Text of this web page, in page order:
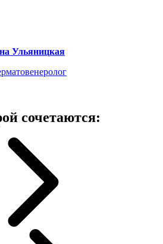
Ульяницкая
сочетаются: